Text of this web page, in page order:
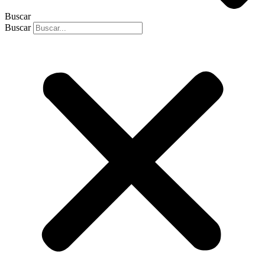
Buscar
Buscar